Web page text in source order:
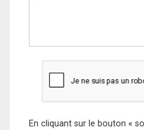
En cliquant sur le bouton «